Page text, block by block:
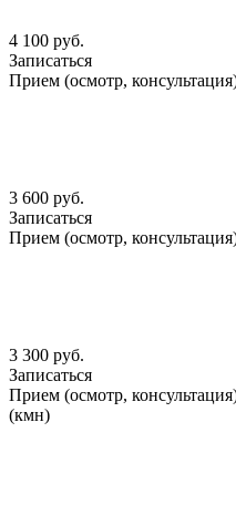
4 100 руб.
Записаться
Прием (осмотр,
3 600 руб.
Записаться
Прием (осмотр,
3 300 руб.
Записаться
Прием (осмотр,
(кмн)